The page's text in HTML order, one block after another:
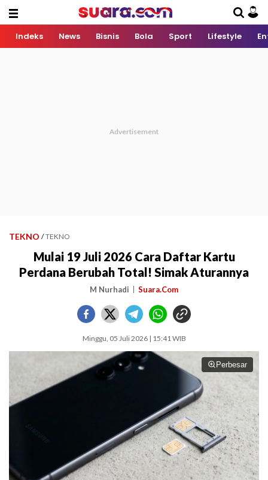
Indeks News Bisnis Bola Sport Lifestyle
TEKNO / TEKNO
Mulai 19 Juli 2026 Cara Daftar Kartu
Perdana Berubah Total! Simak Aturannya
M Nurhadi Suara.Com
Minggu, 05 Juli 2026 | 15:41 WIB
Perbesar